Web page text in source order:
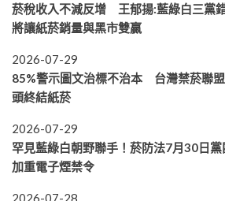
菸稅收入不減反增 王郁揚:藍綠白三黨
將讓紙菸銷量與黑市雙贏
2026-07-29
85%警示圖文治標不治本 台灣禁菸聯
頭終結紙菸
2026-07-29
罕見藍綠白朝野聯手！菸防法7月30日黨
加重電子煙禁令
2026-07-28